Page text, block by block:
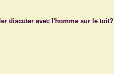
discuter avec l'homme sur le toit?